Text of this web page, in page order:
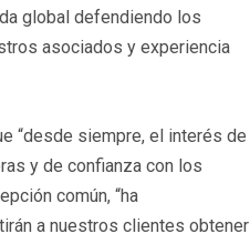
global defendiendo los
asociados y experiencia
“desde siempre, el interés de
y de confianza con los
común, “ha
a nuestros clientes obtener